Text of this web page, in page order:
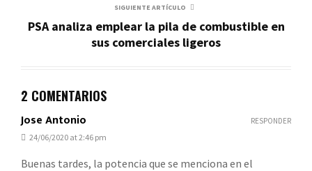
SIGUIENTE ARTÍCULO
PSA analiza emplear la pila de combustible en
sus comerciales ligeros
2 COMENTARIOS
Jose Antonio
24/06/2020 at 2:46 pm
Buenas tardes, la potencia que se menciona en el
RESPONDER